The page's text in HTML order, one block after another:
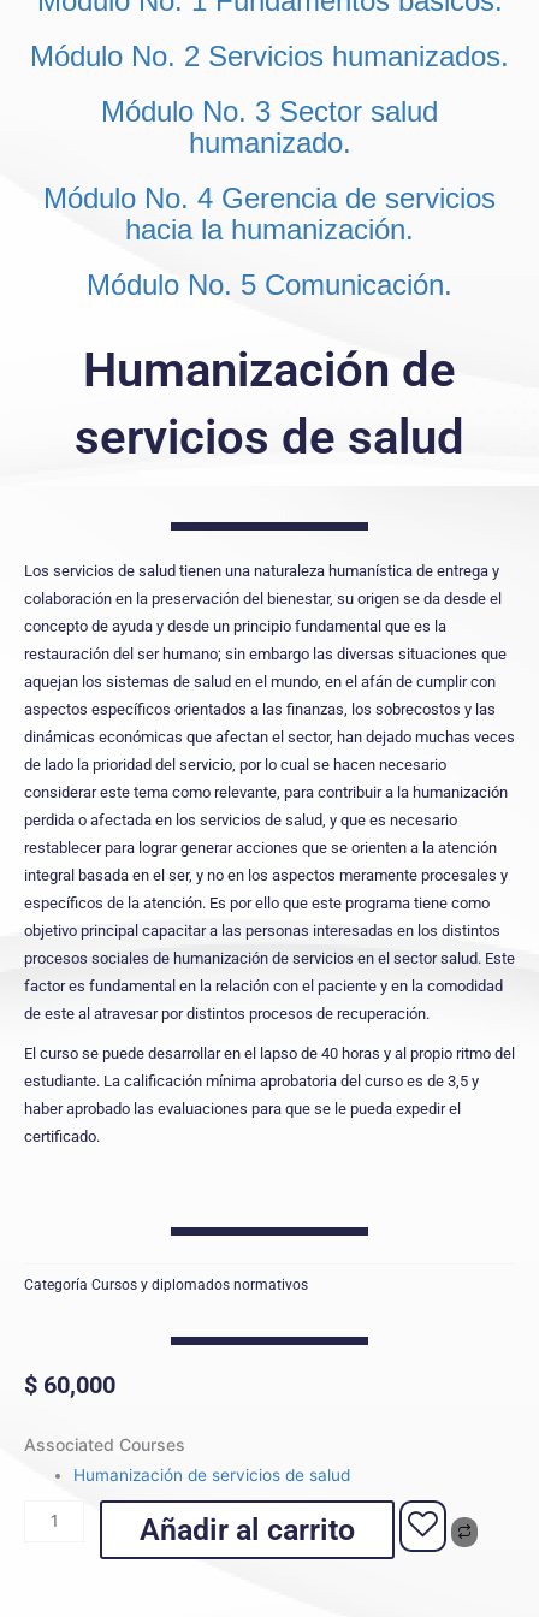
Módulo No. 2 Servicios humanizados.
Módulo No. 3 Sector salud
humanizado.
Módulo No. 4 Gerencia de servicios
hacia la humanización.
Módulo No. 5 Comunicación.
Humanización de
servicios de salud
Los servicios de salud tienen una naturaleza humanística de entrega y
colaboración en la preservación del bienestar, su origen se da desde el
concepto de ayuda y desde un principio fundamental que es la
restauración del ser humano; sin embargo las diversas situaciones que
aquejan los sistemas de salud en el mundo, en el afán de cumplir con
aspectos específicos orientados a las finanzas, los sobrecostos y las
dinámicas económicas que afectan el sector, han dejado muchas veces
de lado la prioridad del servicio, por lo cual se hacen necesario
considerar este tema como relevante, para contribuir a la humanización
perdida o afectada en los servicios de salud, y que es necesario
restablecer para lograr generar acciones que se orienten a la atención
integral basada en el ser, y no en los aspectos meramente procesales y
específicos de la atención. Es por ello que este programa tiene como
objetivo principal capacitar a las personas interesadas en los distintos
procesos sociales de humanización de servicios en el sector salud. Este
factor es fundamental en la relación con el paciente y en la comodidad
de este al atravesar por distintos procesos de recuperación.
El curso se puede desarrollar en el lapso de 40 horas y al propio ritmo del
estudiante. La calificación mínima aprobatoria del curso es de 3,5 y
haber aprobado las evaluaciones para que se le pueda expedir el
certificado.
Categoría Cursos y diplomados normativos
$ 60,000
Associated Courses
Humanización de servicios de salud
Humanización
Añadir al carrito